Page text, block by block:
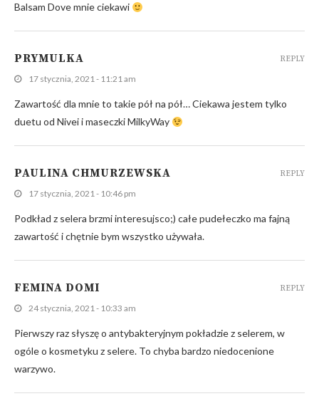
Balsam Dove mnie ciekawi
PRYMULKA
17 stycznia, 2021 - 11:21 am
Zawartość dla mnie to takie pół na pół… Ciekawa jestem tylko
duetu od Nivei i maseczki MilkyWay
REPLY
PAULINA CHMURZEWSKA
17 stycznia, 2021 - 10:46 pm
Podkład z selera brzmi interesujsco;) całe pudełeczko ma fajną
zawartość i chętnie bym wszystko używała.
REPLY
FEMINA DOMI
24 stycznia, 2021 - 10:33 am
Pierwszy raz słyszę o antybakteryjnym pokładzie z selerem, w
ogóle o kosmetyku z selere. To chyba bardzo niedocenione
warzywo.
REPLY